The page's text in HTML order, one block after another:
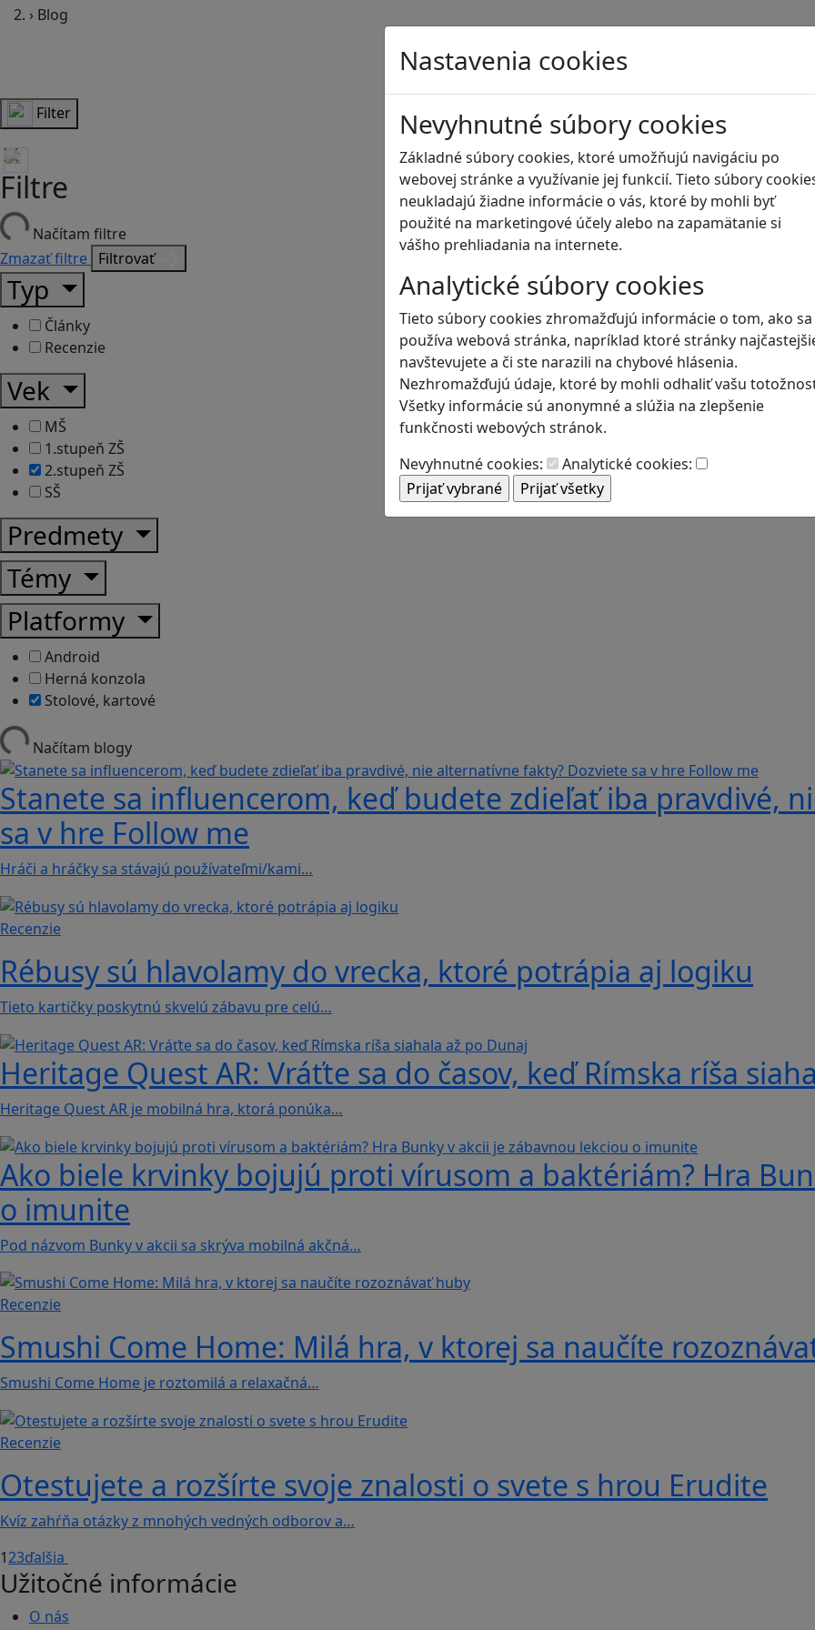
Nastavenia cookies
Nevyhnutné súbory cookies
Základné súbory cookies, ktoré umožňujú navigáciu po
webovej stránke a využívanie jej funkcií. Tieto súbory
neukladajú žiadne informácie o vás, ktoré by mohli byť
použité na marketingové účely alebo na zapamätanie si
vášho prehliadania na internete.
Analytické súbory cookies
Tieto súbory cookies zhromažďujú informácie o tom, ako sa
používa webová stránka, napríklad ktoré stránky
navštevujete a či ste narazili na chybové hlásenia.
Nezhromažďujú údaje, ktoré by mohli odhaliť vašu
Všetky informácie sú anonymné a slúžia na zlepšenie
funkčnosti webových stránok.
Nevyhnutné cookies:
Analytické cookies:
› Blog
Blog
Filter
Filtre
Načítam filtre
Zmazať filtre Filtrovať
Typ
Články
Recenzie
Vek
MŠ
1.stupeň ZŠ
2.stupeň ZŠ
SŠ
Predmety
Témy
Platformy
Android
Herná konzola
Stolové, kartové
Načítam blogy
Stanete sa influencerom, keď budete zdieľať iba pravdivé,
sa v hre Follow me
Hráči a hráčky sa stávajú používateľmi/kami…
Recenzie
Rébusy sú hlavolamy do vrecka, ktoré potrápia aj logiku
Tieto kartičky poskytnú skvelú zábavu pre celú…
Heritage Quest AR: Vráťte sa do časov, keď Rímska ríša
Heritage Quest AR je mobilná hra, ktorá ponúka…
Ako biele krvinky bojujú proti vírusom a baktériám? Hra
o imunite
Pod názvom Bunky v akcii sa skrýva mobilná akčná…
Recenzie
Smushi Come Home: Milá hra, v ktorej sa naučíte
Smushi Come Home je roztomilá a relaxačná…
Recenzie
Otestujete a rozšírte svoje znalosti o svete s hrou Erudite
Kvíz zahŕňa otázky z mnohých vedných odborov a…
123ďalšia
Užitočné informácie
O nás